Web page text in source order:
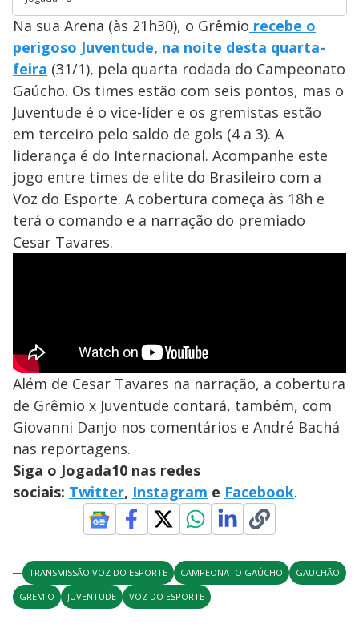
Na sua Arena (às 21h30), o Grêmio recebe o
perigoso Juventude, na noite desta quarta-
feira (31/1), pela quarta rodada do Campeonato
Gaúcho. Os times estão com seis pontos, mas o
Juventude é o vice-líder e os gremistas estão
em terceiro pelo saldo de gols (4 a 3). A
liderança é do Internacional. Acompanhe este
jogo entre times de elite do Brasileiro com a
Voz do Esporte. A cobertura começa às 18h e
terá o comando e a narração do premiado
Cesar Tavares.
Além de Cesar Tavares na narração, a cobertura
de Grêmio x Juventude contará, também, com
Giovanni Danjo nos comentários e André Bachá
nas reportagens.
Siga o Jogada10 nas redes
sociais: Twitter, Instagram e Facebook.
TRANSMISSÃO VOZ DO ESPORTE CAMPEONATO GAÚCHO
GAUCHÃO
GREMIO
JUVENTUDE VOZ DO ESPORTE